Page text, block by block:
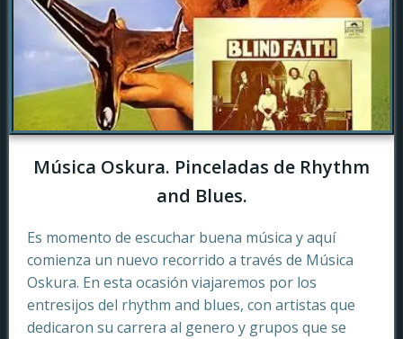
Música Oskura. Pinceladas de Rhythm
and Blues.
Es momento de escuchar buena música y aquí
comienza un nuevo recorrido a través de Música
Oskura. En esta ocasión viajaremos por los
entresijos del rhythm and blues, con artistas que
dedicaron su carrera al genero y grupos que se